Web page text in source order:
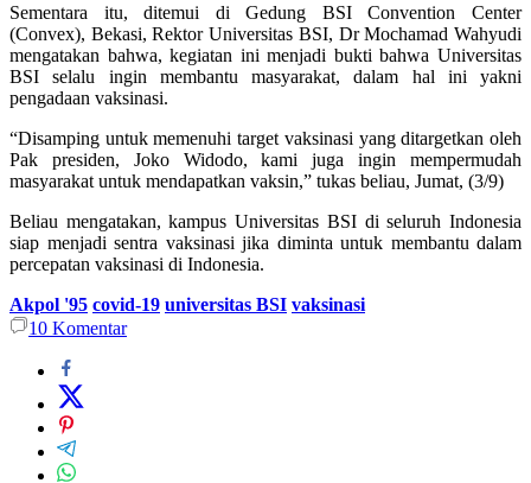
Sementara itu, ditemui di Gedung BSI Convention Center
(Convex), Bekasi, Rektor Universitas BSI, Dr Mochamad Wahyudi
mengatakan bahwa, kegiatan ini menjadi bukti bahwa Universitas
BSI selalu ingin membantu masyarakat, dalam hal ini yakni
pengadaan vaksinasi.
“Disamping untuk memenuhi target vaksinasi yang ditargetkan oleh
Pak presiden, Joko Widodo, kami juga ingin mempermudah
masyarakat untuk mendapatkan vaksin,” tukas beliau, Jumat, (3/9)
Beliau mengatakan, kampus Universitas BSI di seluruh Indonesia
siap menjadi sentra vaksinasi jika diminta untuk membantu dalam
percepatan vaksinasi di Indonesia.
Akpol '95 covid-19 universitas BSI vaksinasi
10 Komentar